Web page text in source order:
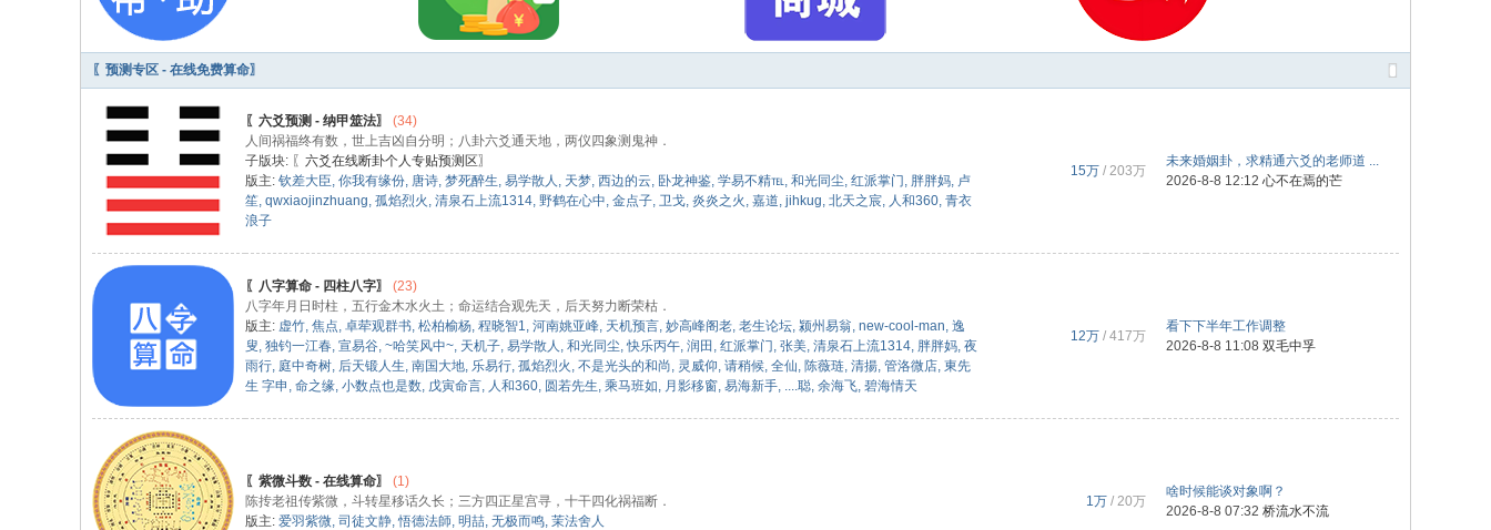
算〖预测专区 - 在线免费算命〗
〖六爻预测 - 纳甲筮法〗
(34)
人间祸福终有数，世上吉凶自分明；八卦六爻通天地，两仪四象测鬼神．
子版块: 〖六爻在线断卦个人专贴预测区〗
版主: 钦差大臣, 你我有缘份, 唐诗, 梦死醉生, 易学散人 , 天梦, 西边的云, 卧龙神鉴, 学易不精℡, 和光同尘, 红派掌门, 胖胖妈, 卢
笙, qwxiaojinzhuang, 孤焰烈火 , 清泉石上流1314, 野鹤在心中, 金点子, 卫戈, 炎炎之火 , 嘉道, jihkug, 北天之宸, 人和360, 青衣
浪子
15万 / 203万
未来婚姻卦，求精通六爻的老师道 ...
2026-8-8 12:12 心不在焉的芒
〖八字算命 - 四柱八字〗
(23)
八字年月日时柱，五行金木水火土；命运结合观先天，后天努力断荣枯．
版主: 虚竹, 焦点, 卓荦观群书, 松柏榆杨, 程晓智1, 河南姚亚峰, 天机预言, 妙高峰阁老, 老生论坛, 颍州易翁, new-cool-man, 逸
叟, 独钓一江春, 宣易谷, ~哈笑风中~, 天机子, 易学散人 , 和光同尘,快乐丙午, 润田 , 红派掌门, 张美, 清泉石上流1314, 胖胖妈, 夜
雨行, 庭中奇树, 后天锻人生, 南国大地, 乐易行, 孤焰烈火 , 不是光头的和尚, 灵威仰, 请稍候, 全仙, 陈薇琏, 清揚, 管洛微店, 東先
生 字申 , 命之缘, 小数点也是数, 戊寅命言, 人和360, 圆若先生, 乘马班如, 月影移窗, 易海新手, ....聪, 余海飞, 碧海情天
12万 / 417万
看下下半年工作调整
2026-8-8 11:08 双毛中孚
〖紫微斗数 - 在线算命〗
(1)
陈抟老祖传紫微，斗转星移话久长；三方四正星宫寻，十干四化祸福断．
版主: 爱羽紫微, 司徒文静,悟德法師, 明喆, 无极而鸣, 茉法舍人
1万 / 20万
啥时候能谈对象啊？
2026-8-8 07:32 桥流水不流